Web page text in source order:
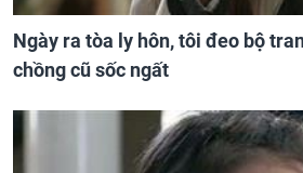
Ngày ra tòa ly hôn, tôi đeo bộ
chồng cũ sốc ngất